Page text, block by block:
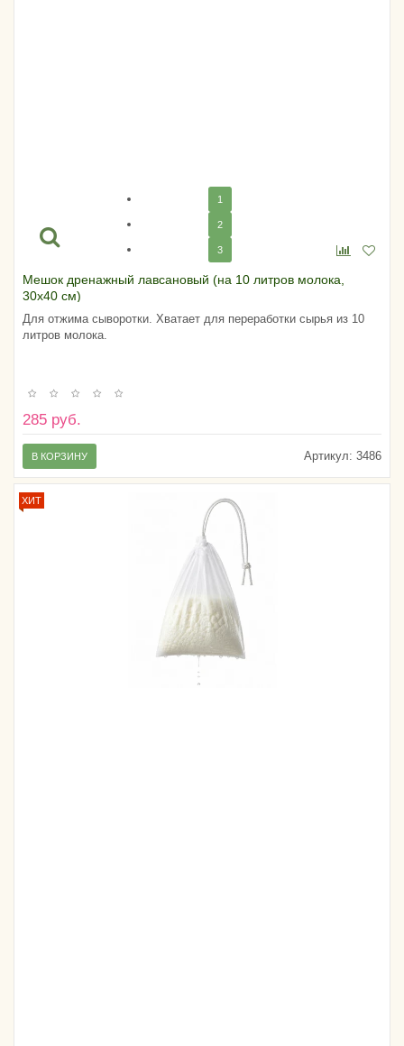
1
2
3
Мешок дренажный лавсановый (на 10 литров молока,
30х40 см)
Для отжима сыворотки. Хватает для переработки сырья из 10
литров молока.
285 руб.
Артикул: 3486
В КОРЗИНУ
ХИТ